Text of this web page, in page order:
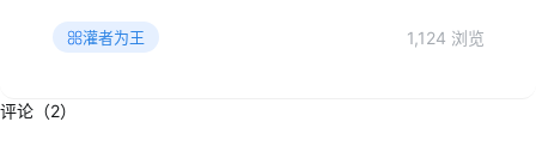
灌者为王 1,124 浏览
评论（2）